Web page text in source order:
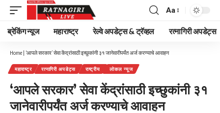
Font
Resizer
Aa
ब्रेकिंग न्यूज महाराष्ट्र रेल्वे अपडेट्स & ट्रॅव्हल रत्नागिरी अपडेट्स
Home | ‘आपले सरकार’ सेवा केंद्रांसाठी इच्छुकांनी ३१ जानेवारीपर्यंत अर्ज करण्याचे आवाहन
महाराष्ट्र रत्नागिरी अपडेट्स राष्ट्रीय लोकल न्यूज
‘आपले सरकार’ सेवा केंद्रांसाठी इच्छुकांनी ३१
जानेवारीपर्यंत अर्ज करण्याचे आवाहन